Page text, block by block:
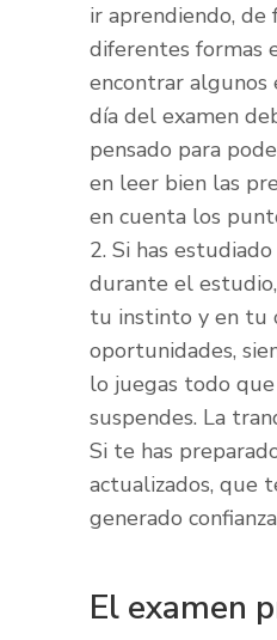
ir aprendiendo, de
diferentes formas
encontrar algunos
día del examen
pensado para
en leer bien las
en cuenta los
2. Si has
durante el
tu instinto y en tu
oportunidades,
lo juegas todo
suspendes. La
Si te has
actualizados, que
generado
El examen